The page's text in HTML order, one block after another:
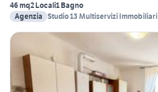
46 mq2 Locali1 Bagno
Agenzia Studio 13 Multiservizi Immobiliari